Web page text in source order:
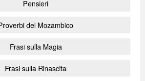
Pensieri
del Mozambico
Frasi sulla Magia
Frasi sulla Rinascita